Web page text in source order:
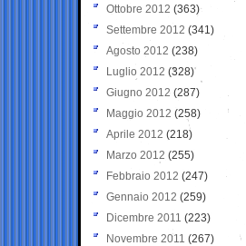
Ottobre 2012 (363)
Settembre 2012 (341)
Agosto 2012 (238)
Luglio 2012 (328)
Giugno 2012 (287)
Maggio 2012 (258)
Aprile 2012 (218)
Marzo 2012 (255)
Febbraio 2012 (247)
Gennaio 2012 (259)
Dicembre 2011 (223)
Novembre 2011 (267)